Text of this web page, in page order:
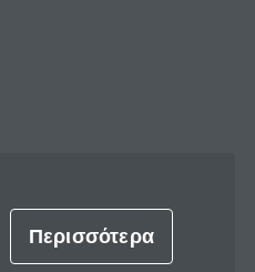
Περισσότερα